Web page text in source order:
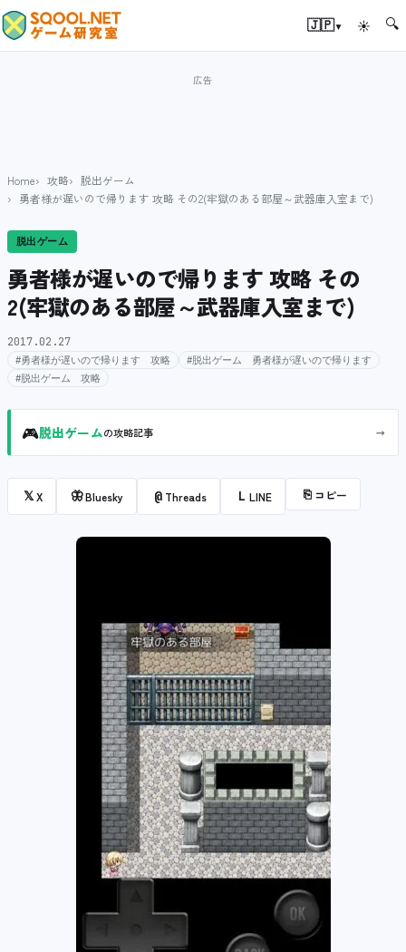
🇯🇵▾ ☀ 🔍
Home 攻略
脱出ゲーム
勇者様が遅いので帰ります 攻略 その2(牢獄のある部屋～武器庫入室まで)
脱出ゲーム
勇者様が遅いので帰ります 攻略 その
2(牢獄のある部屋～武器庫入室まで)
2017.02.27
#勇者様が遅いので帰ります 攻略
#脱出ゲーム 勇者様が遅いので帰ります
#脱出ゲーム 攻略
🎮脱出ゲームの攻略記事 →
𝕏X 🦋Bluesky @ Threads L LINE ⎘ コピー